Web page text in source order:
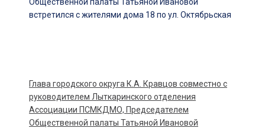
Глава городского округа К.А. Кравцов совместно с
руководителем Лыткаринского отделения
Ассоциации ПСМКДМО, Председателем
Общественной палаты Татьяной Ивановой